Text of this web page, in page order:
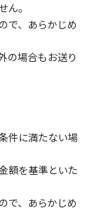
ん。
で、あらかじめ
の場合もお送り
件に満たない場
額を基準といた
で、あらかじめ